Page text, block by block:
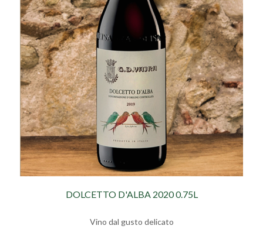
DOLCETTO D'ALBA 2020 0.75L
Vino dal gusto delicato